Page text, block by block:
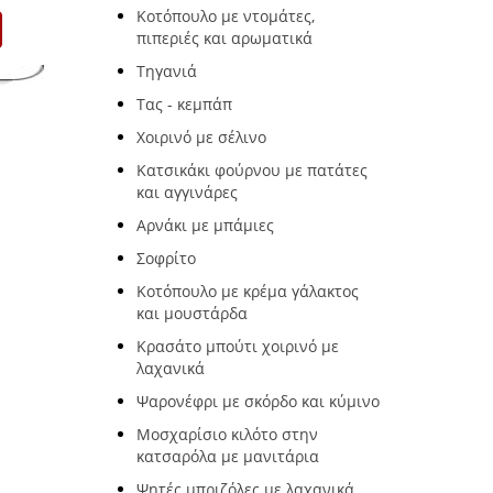
Κοτόπουλο με ντομάτες,
πιπεριές και αρωματικά
Τηγανιά
Τας - κεμπάπ
Χοιρινό με σέλινο
Κατσικάκι φούρνου με πατάτες
και αγγινάρες
Αρνάκι με μπάμιες
Σοφρίτο
Κοτόπουλο με κρέμα γάλακτος
και μουστάρδα
Κρασάτο μπούτι χοιρινό με
λαχανικά
Ψαρονέφρι με σκόρδο και κύμινο
Μοσχαρίσιο κιλότο στην
κατσαρόλα με μανιτάρια